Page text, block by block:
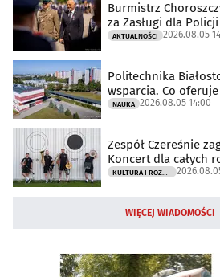
Burmistrz
za Zasługi dla Policji
AKTUALNOŚCI 2026.08.05
Politechnika
wsparcia. Co
NAUKA 2026.08.05 14:00
Zespół Czereśnie
Koncert dla całych
KULTURA I ROZRYWKA
WIĘCEJ WIADOMOŚCI